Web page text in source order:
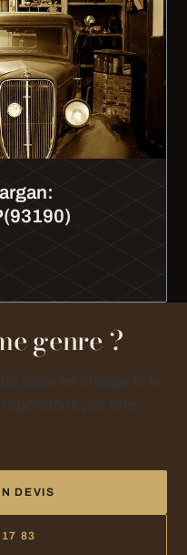
genre ?
DEVIS
83